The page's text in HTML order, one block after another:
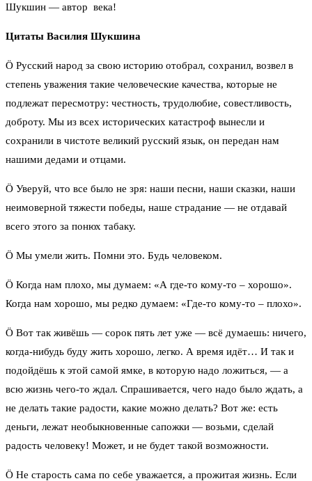
Шукшин — автор века!
Цитаты Василия Шукшина
Ö Русский народ за свою историю отобрал, сохранил, возвел в
степень уважения такие человеческие качества, которые не
подлежат пересмотру: честность, трудолюбие, совестливость,
доброту. Мы из всех исторических катастроф вынесли и
сохранили в чистоте великий русский язык, он передан нам
нашими дедами и отцами.
Ö Уверуй, что все было не зря: наши песни, наши сказки, наши
неимоверной тяжести победы, наше страдание — не отдавай
всего этого за понюх табаку.
Ö Мы умели жить. Помни это. Будь человеком.
Ö Когда нам плохо, мы думаем: «А где-то кому-то – хорошо».
Когда нам хорошо, мы редко думаем: «Где-то кому-то – плохо».
Ö Вот так живёшь — сорок пять лет уже — всё думаешь: ничего,
когда-нибудь буду жить хорошо, легко. А время идёт… И так и
подойдёшь к этой самой ямке, в которую надо ложиться, — а
всю жизнь чего-то ждал. Спрашивается, чего надо было ждать, а
не делать такие радости, какие можно делать? Вот же: есть
деньги, лежат необыкновенные сапожки — возьми, сделай
радость человеку! Может, и не будет такой возможности.
Ö Не старость сама по себе уважается, а прожитая жизнь. Если